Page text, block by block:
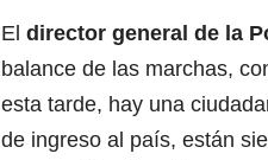
El director general de la
balance de las marchas,
esta tarde, hay una
de ingreso al país, están